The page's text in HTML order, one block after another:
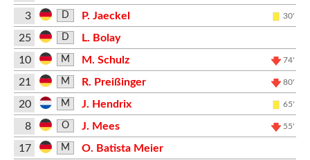
3 D P. Jaeckel 30'
25 D
L. Bolay
10
M M. Schulz 74'
21 M R. Preißinger 80'
20 M J. Hendrix 65'
8 O J. Mees 55'
17 M
O. Batista Meier